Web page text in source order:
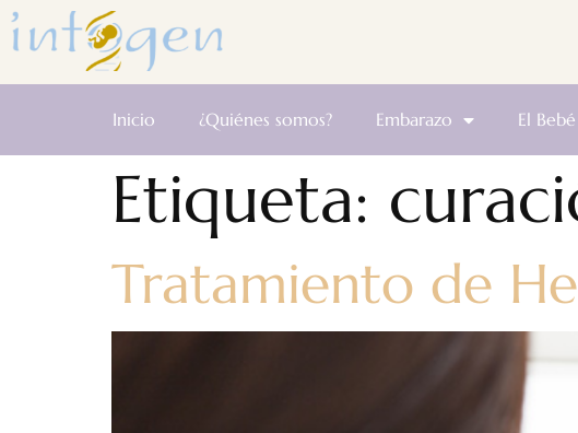
Inicio ¿Quiénes somos? Embarazo El Bebé
Etiqueta:
Tratamiento de